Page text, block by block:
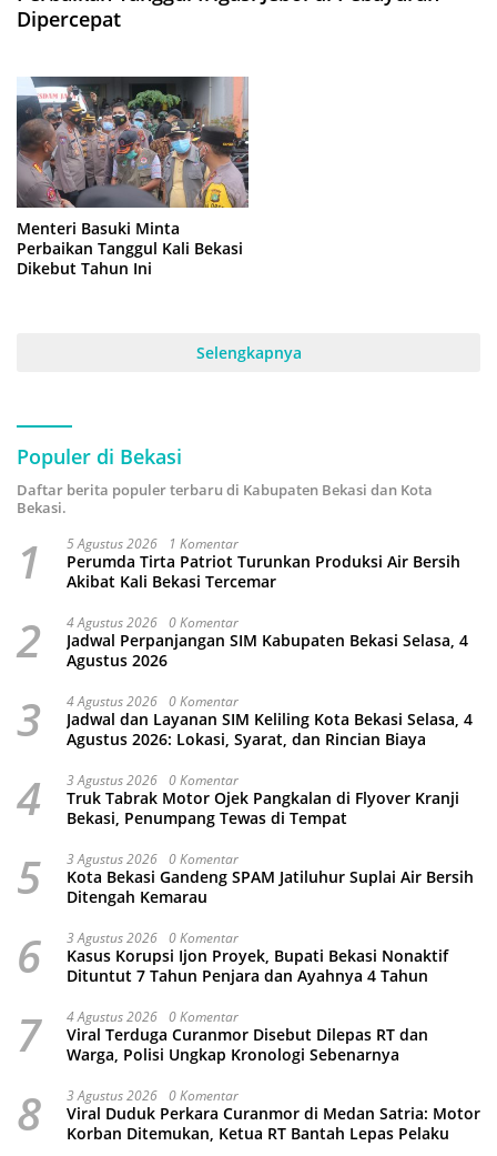
Dipercepat
Menteri Basuki Minta
Perbaikan Tanggul Kali Bekasi
Dikebut Tahun Ini
Selengkapnya
Populer di Bekasi
Daftar berita populer terbaru di Kabupaten Bekasi dan Kota
Bekasi.
1 5 Agustus 2026 1 Komentar
Perumda Tirta Patriot Turunkan Produksi Air Bersih
Akibat Kali Bekasi Tercemar
2 4 Agustus 2026 0 Komentar
Jadwal Perpanjangan SIM Kabupaten Bekasi Selasa, 4
Agustus 2026
3 4 Agustus 2026 0 Komentar
Jadwal dan Layanan SIM Keliling Kota Bekasi Selasa, 4
Agustus 2026: Lokasi, Syarat, dan Rincian Biaya
4 3 Agustus 2026 0 Komentar
Truk Tabrak Motor Ojek Pangkalan di Flyover Kranji
Bekasi, Penumpang Tewas di Tempat
5 3 Agustus 2026 0 Komentar
Kota Bekasi Gandeng SPAM Jatiluhur Suplai Air Bersih
Ditengah Kemarau
6 3 Agustus 2026 0 Komentar
Kasus Korupsi Ijon Proyek, Bupati Bekasi Nonaktif
Dituntut 7 Tahun Penjara dan Ayahnya 4 Tahun
7 4 Agustus 2026 0 Komentar
Viral Terduga Curanmor Disebut Dilepas RT dan
Warga, Polisi Ungkap Kronologi Sebenarnya
8 3 Agustus 2026 0 Komentar
Viral Duduk Perkara Curanmor di Medan Satria: Motor
Korban Ditemukan, Ketua RT Bantah Lepas Pelaku